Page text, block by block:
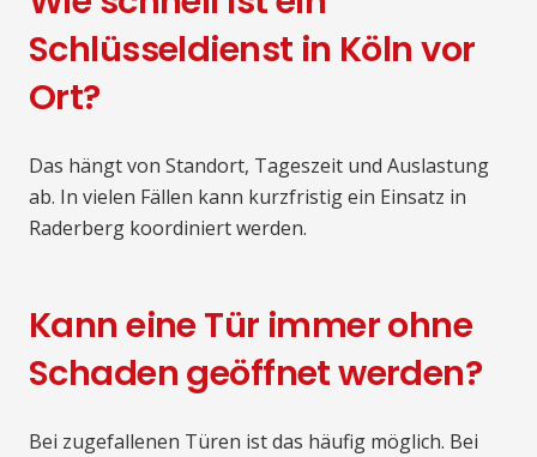
Schlüsseldienst in Köln vor
Ort?
Das hängt von Standort, Tageszeit und Auslastung
ab. In vielen Fällen kann kurzfristig ein Einsatz in
Raderberg koordiniert werden.
Kann eine Tür immer ohne
Schaden geöffnet werden?
Bei zugefallenen Türen ist das häufig möglich. Bei